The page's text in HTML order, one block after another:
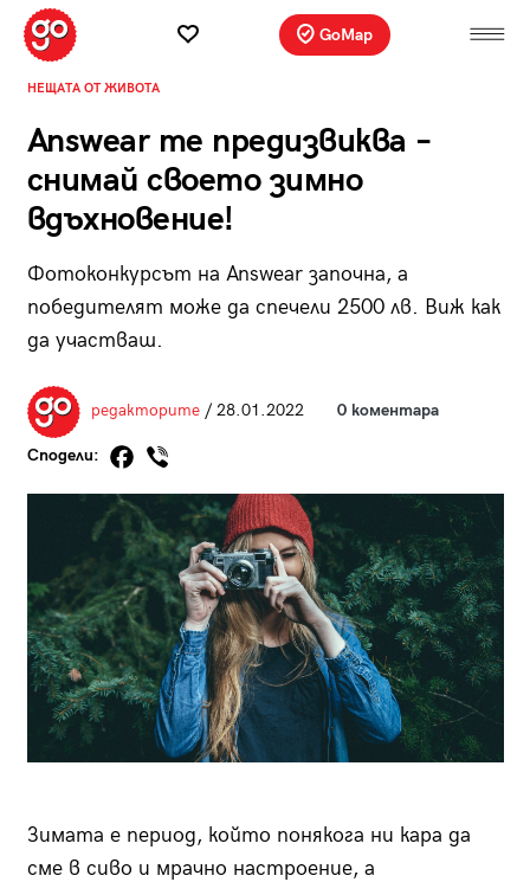
GoMap
НЕЩАТА ОТ ЖИВОТА
Answear те предизвиква –
снимай своето зимно
вдъхновение!
Фотоконкурсът на Answear започна, а
победителят може да спечели 2500 лв. Виж как
да участваш.
редакторите/ 28.01.2022 0 коментара
Сподели:
Зимата е период, който понякога ни кара да
сме в сиво и мрачно настроение, а